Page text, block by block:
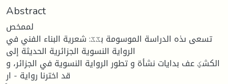
Abstract
لممخص
تسعى ىذه الدراسة الموسومة بػػ: شعرية البناء الفني في
الرواية النسوية الجزائرية الحديثة إلى
الكشؼ عف بدايات نشأة و تطور الرواية النسوية في الجزائر، و
قد اخترنا رواية - ار